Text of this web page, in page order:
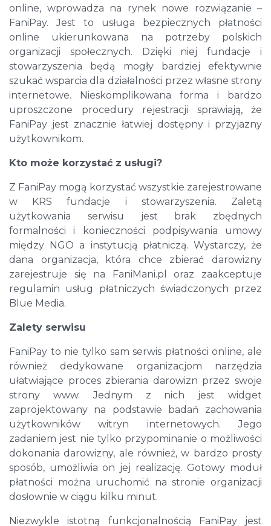
online, wprowadza na rynek nowe rozwiązanie –
FaniPay. Jest to usługa bezpiecznych płatności
online ukierunkowana na potrzeby polskich
organizacji społecznych. Dzięki niej fundacje i
stowarzyszenia będą mogły bardziej efektywnie
szukać wsparcia dla działalności przez własne strony
internetowe. Nieskomplikowana forma i bardzo
uproszczone procedury rejestracji sprawiają, że
FaniPay jest znacznie łatwiej dostępny i przyjazny
użytkownikom.
Kto może korzystać z usługi?
Z FaniPay mogą korzystać wszystkie zarejestrowane
w KRS fundacje i stowarzyszenia. Zaletą
użytkowania serwisu jest brak zbędnych
formalności i konieczności podpisywania umowy
między NGO a instytucją płatniczą. Wystarczy, że
dana organizacja, która chce zbierać darowizny
zarejestruje się na FaniMani.pl oraz zaakceptuje
regulamin usług płatniczych świadczonych przez
Blue Media.
Zalety serwisu
FaniPay to nie tylko sam serwis płatności online, ale
również dedykowane organizacjom narzędzia
ułatwiające proces zbierania darowizn przez swoje
strony www. Jednym z nich jest widget
zaprojektowany na podstawie badań zachowania
użytkowników witryn internetowych. Jego
zadaniem jest nie tylko przypominanie o możliwości
dokonania darowizny, ale również, w bardzo prosty
sposób, umożliwia on jej realizację. Gotowy moduł
płatności można uruchomić na stronie organizacji
dosłownie w ciągu kilku minut.
Niezwykle istotną funkcjonalnością FaniPay jest